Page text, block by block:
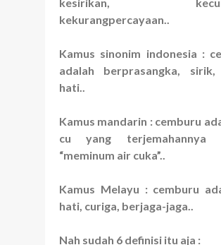
kesirikan,
kekurangpercayaan..
Kamus sinonim indonesia :
adalah berprasangka, sirik,
hati..
Kamus mandarin : cemburu
cu yang terjemahannya
“meminum air cuka”..
Kamus Melayu : cemburu
hati, curiga, berjaga-jaga..
Nah sudah 6 definisi itu aja :